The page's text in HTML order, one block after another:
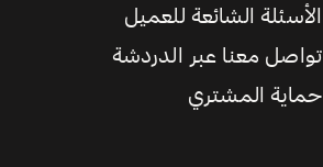
الأسئلة الشائعة للعميل
تواصل معنا عبر الدردشة
حماية المشتري